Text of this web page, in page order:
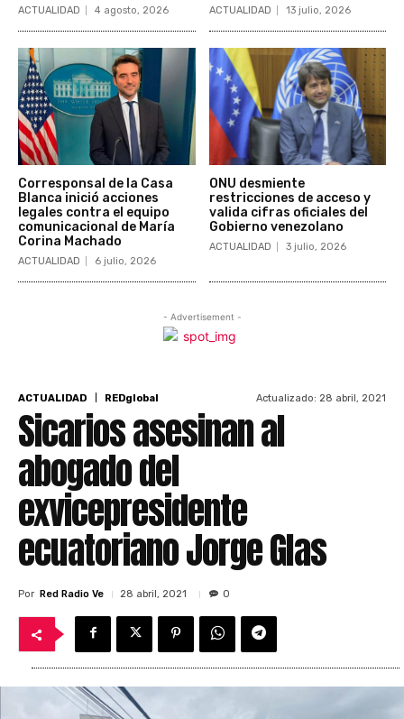
ACTUALIDAD 4 agosto, 2026 ACTUALIDAD 13 julio, 2026
Corresponsal de la Casa
Blanca inició acciones
legales contra el equipo
comunicacional de María
Corina Machado
ACTUALIDAD 6 julio, 2026
ONU desmiente
restricciones de acceso y
valida cifras oficiales del
Gobierno venezolano
ACTUALIDAD 3 julio, 2026
- Advertisement -